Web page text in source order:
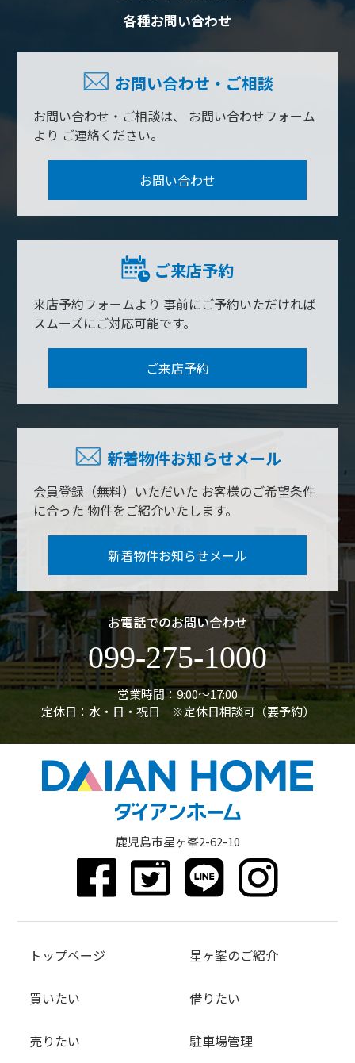
各種お問い合わせ
お問い合わせ・ご相談
お問い合わせ・ご相談は、
お問い合わせフォーム
より ご連絡ください。
お問い合わせ
ご来店予約
来店予約フォームより 事前にご予約いただければ
スムーズにご対応可能です。
ご来店予約
新着物件お知らせメール
会員登録（無料）いただいた お客様のご希望条件
に合った 物件をご紹介いたします。
新着物件お知らせメール
お電話でのお問い合わせ
099-275-1000
営業時間：9:00〜17:00
定休日：水・日・祝日 ※定休日相談可（要予約）
鹿児島市星ヶ峯2-62-10
トップページ 星ヶ峯のご紹介
買いたい 借りたい
売りたい 駐車場管理